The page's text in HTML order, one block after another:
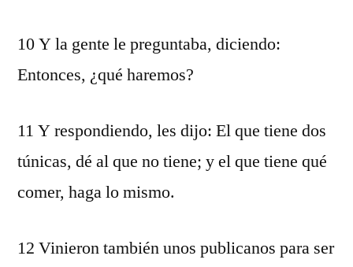
10 Y la gente le preguntaba, diciendo:
Entonces, ¿qué haremos?
11 Y respondiendo, les dijo: El que tiene dos
túnicas, dé al que no tiene; y el que tiene qué
comer, haga lo mismo.
12 Vinieron también unos publicanos para ser